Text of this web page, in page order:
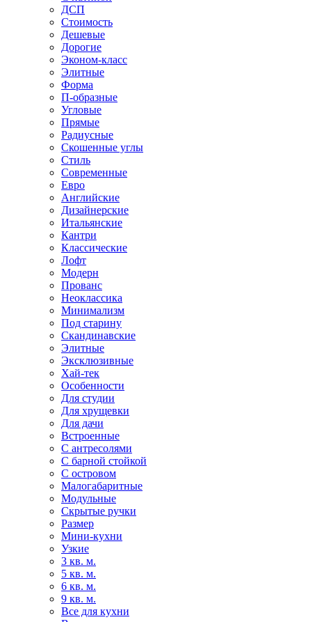
ДСП
Стоимость
Дешевые
Дорогие
Эконом-класс
Элитные
Форма
П-образные
Угловые
Прямые
Радиусные
Скошенные углы
Стиль
Современные
Евро
Английские
Дизайнерские
Итальянские
Кантри
Классические
Лофт
Модерн
Прованс
Неоклассика
Минимализм
Под старину
Скандинавские
Элитные
Эксклюзивные
Хай-тек
Особенности
Для студии
Для хрущевки
Для дачи
Встроенные
С антресолями
С барной стойкой
С островом
Малогабаритные
Модульные
Скрытые ручки
Размер
Мини-кухни
Узкие
3 кв. м.
5 кв. м.
6 кв. м.
9 кв. м.
Все для кухни